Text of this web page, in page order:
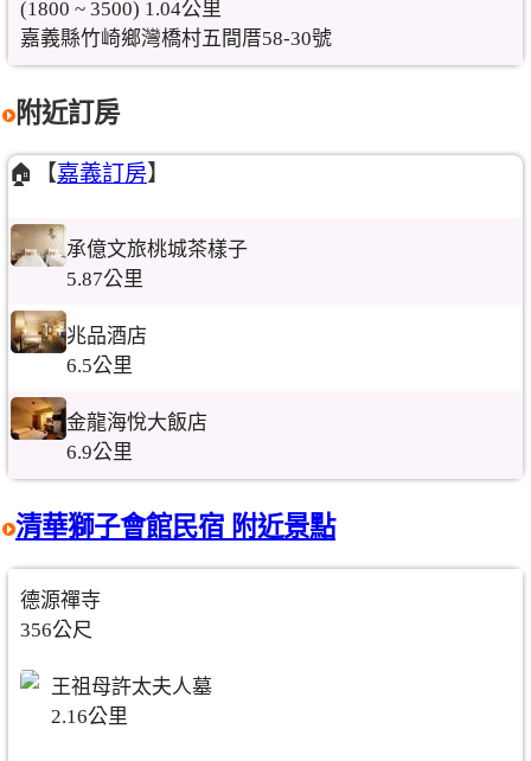
(1800 ~ 3500) 1.04公里
嘉義縣竹崎鄉灣橋村五間厝58-30號
附近訂房
🏠【嘉義訂房】
承億文旅桃城茶樣子
5.87公里
兆品酒店
6.5公里
金龍海悅大飯店
6.9公里
清華獅子會館民宿 附近景點
德源禪寺
356公尺
王祖母許太夫人墓
2.16公里